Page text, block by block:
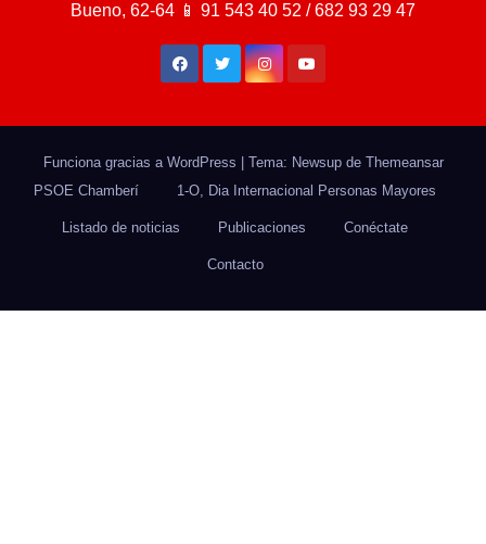
Bueno, 62-64 📱 91 543 40 52 / 682 93 29 47
Funciona gracias a WordPress Tema: Newsup de Themeansar
PSOE Chamberí
1-O, Dia Internacional Personas Mayores
Listado de noticias Publicaciones Conéctate
Contacto